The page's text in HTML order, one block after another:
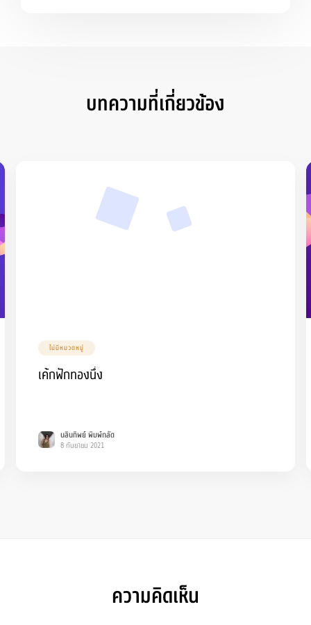
บทความที่เกี่ยวข้อง
ไม่มีหมวดหมู่
เค้กฟักทองนึ่ง
นลินทิพย์ พิมพ์กลัด
8 กันยายน 2021
ความคิดเห็น